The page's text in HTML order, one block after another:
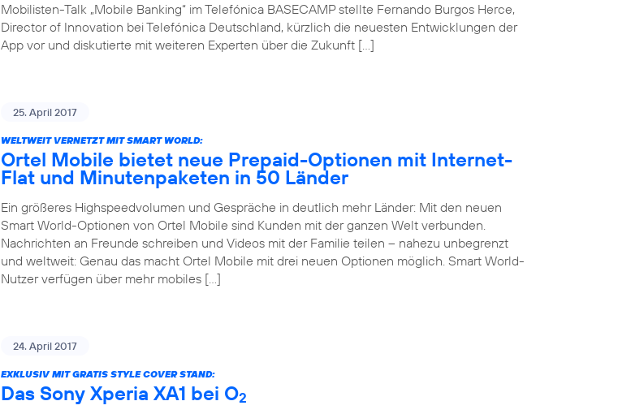
Mobilisten-Talk „Mobile Banking“ im Telefónica BASECAMP stellte Fernando Burgos Herce,
Director of Innovation bei Telefónica Deutschland, kürzlich die neuesten Entwicklungen der
App vor und diskutierte mit weiteren Experten über die Zukunft […]
25. April 2017
WELTWEIT VERNETZT MIT SMART WORLD:
Ortel Mobile bietet neue Prepaid-Optionen mit Internet-
Flat und Minutenpaketen in 50 Länder
Ein größeres Highspeedvolumen und Gespräche in deutlich mehr Länder: Mit den neuen
Smart World-Optionen von Ortel Mobile sind Kunden mit der ganzen Welt verbunden.
Nachrichten an Freunde schreiben und Videos mit der Familie teilen – nahezu unbegrenzt
und weltweit: Genau das macht Ortel Mobile mit drei neuen Optionen möglich. Smart World-
Nutzer verfügen über mehr mobiles […]
24. April 2017
EXKLUSIV MIT GRATIS STYLE COVER STAND:
Das Sony Xperia XA1 bei O2